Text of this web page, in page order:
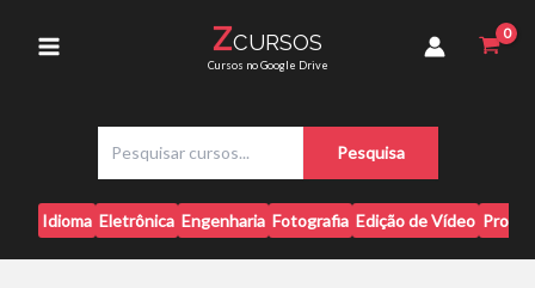
Menu
ZCURSOS
Cursos no Google Drive
s
q
u
i
Pesquisa
Idioma Eletrônica Engenharia Fotografia Edição de Vídeo
Lee